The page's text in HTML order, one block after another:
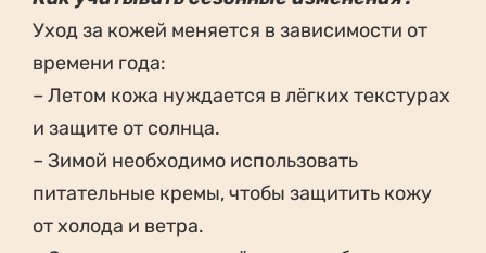
Уход за кожей меняется в зависимости от
времени года:
– Летом кожа нуждается в лёгких текстурах
и защите от солнца.
– Зимой необходимо использовать
питательные кремы, чтобы защитить кожу
от холода и ветра.